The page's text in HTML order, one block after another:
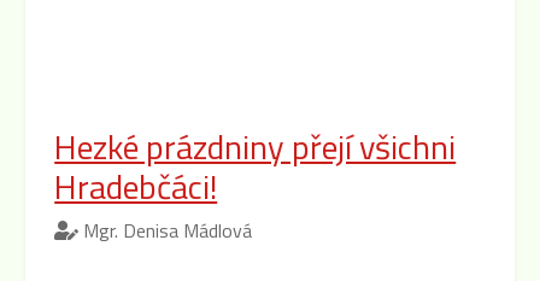
Hezké prázdniny přejí všichni
Hradebčáci!
Mgr. Denisa Mádlová